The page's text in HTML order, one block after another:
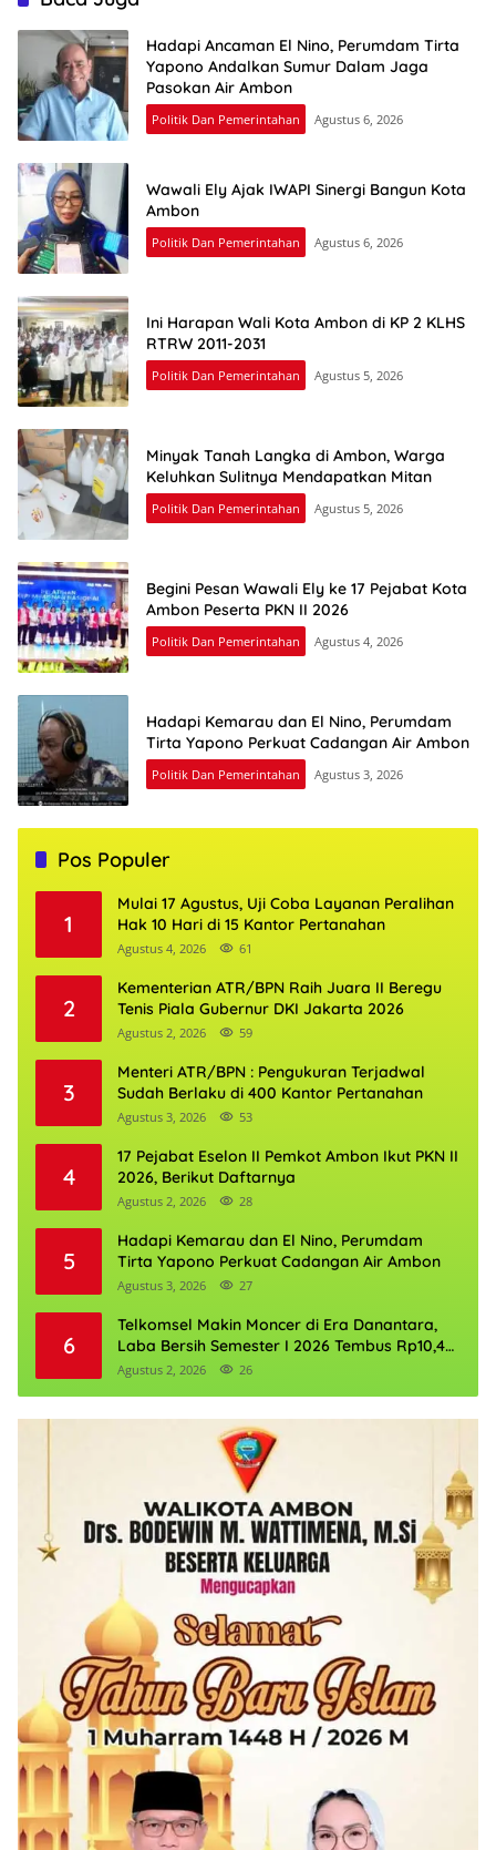
Hadapi Ancaman El Nino, Perumdam Tirta
Yapono Andalkan Sumur Dalam Jaga
Pasokan Air Ambon
Politik Dan Pemerintahan Agustus 6, 2026
Wawali Ely Ajak IWAPI Sinergi Bangun Kota
Ambon
Politik Dan Pemerintahan Agustus 6, 2026
Ini Harapan Wali Kota Ambon di KP 2 KLHS
RTRW 2011-2031
Politik Dan Pemerintahan Agustus 5, 2026
Minyak Tanah Langka di Ambon, Warga
Keluhkan Sulitnya Mendapatkan Mitan
Politik Dan Pemerintahan Agustus 5, 2026
Begini Pesan Wawali Ely ke 17 Pejabat Kota
Ambon Peserta PKN II 2026
Politik Dan Pemerintahan Agustus 4, 2026
Hadapi Kemarau dan El Nino, Perumdam
Tirta Yapono Perkuat Cadangan Air Ambon
Politik Dan Pemerintahan Agustus 3, 2026
Pos Populer
1
Mulai 17 Agustus, Uji Coba Layanan Peralihan
Hak 10 Hari di 15 Kantor Pertanahan
Agustus 4, 2026 61
2
Kementerian ATR/BPN Raih Juara II Beregu
Tenis Piala Gubernur DKI Jakarta 2026
Agustus 2, 2026 59
3
Menteri ATR/BPN : Pengukuran Terjadwal
Sudah Berlaku di 400 Kantor Pertanahan
Agustus 3, 2026 53
4
17 Pejabat Eselon II Pemkot Ambon Ikut PKN II
2026, Berikut Daftarnya
Agustus 2, 2026 28
5
Hadapi Kemarau dan El Nino, Perumdam
Tirta Yapono Perkuat Cadangan Air Ambon
Agustus 3, 2026 27
6
Telkomsel Makin Moncer di Era Danantara,
Laba Bersih Semester I 2026 Tembus Rp10,4
Triliun
Agustus 2, 2026 26